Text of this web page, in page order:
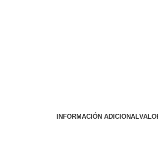
INFORMACIÓN ADICIONAL